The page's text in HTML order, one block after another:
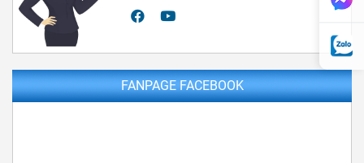
FANPAGE FACEBOOK